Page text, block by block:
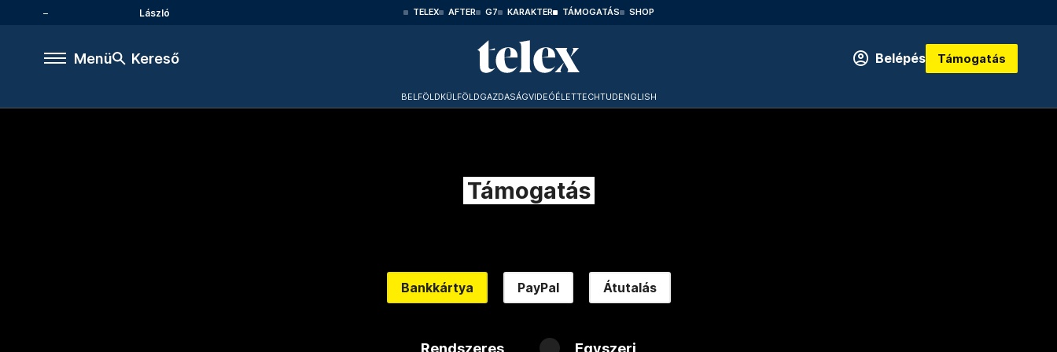
László TELEX AFTER G7 KARAKTER TÁMOGATÁS SHOP
Menü Kereső Belépés Támogatás
BELFÖLDKÜLFÖLDGAZDASÁGVIDEÓÉLETTECHTUDENGLISH
Támogatás
Bankkártya PayPal Átutalás
Rendszeres Egyszeri